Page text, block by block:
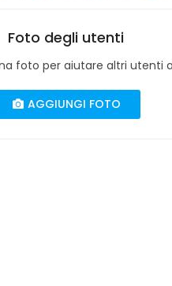
Foto degli utenti
foto per aiutare altri utenti
AGGIUNGI FOTO